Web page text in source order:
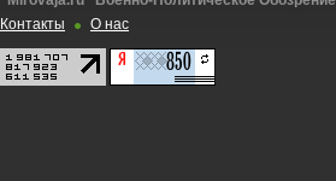
Контакты
О нас